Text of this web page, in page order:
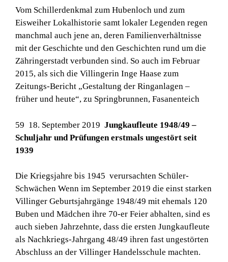
Vom Schillerdenkmal zum Hubenloch und zum
Eisweiher Lokalhistorie samt lokaler Legenden regen
manchmal auch jene an, deren Familienverhältnisse
mit der Geschichte und den Geschichten rund um die
Zähringerstadt verbunden sind. So auch im Februar
2015, als sich die Villingerin Inge Haase zum
Zeitungs-Bericht „Gestaltung der Ringanlagen –
früher und heute“, zu Springbrunnen, Fasanenteich
59 18. September 2019 Jungkaufleute 1948/49 –
Schuljahr und Prüfungen erstmals ungestört seit
1939
Die Kriegsjahre bis 1945 verursachten Schüler-
Schwächen Wenn im September 2019 die einst starken
Villinger Geburtsjahrgänge 1948/49 mit ehemals 120
Buben und Mädchen ihre 70-er Feier abhalten, sind es
auch sieben Jahrzehnte, dass die ersten Jungkaufleute
als Nachkriegs-Jahrgang 48/49 ihren fast ungestörten
Abschluss an der Villinger Handelsschule machten.